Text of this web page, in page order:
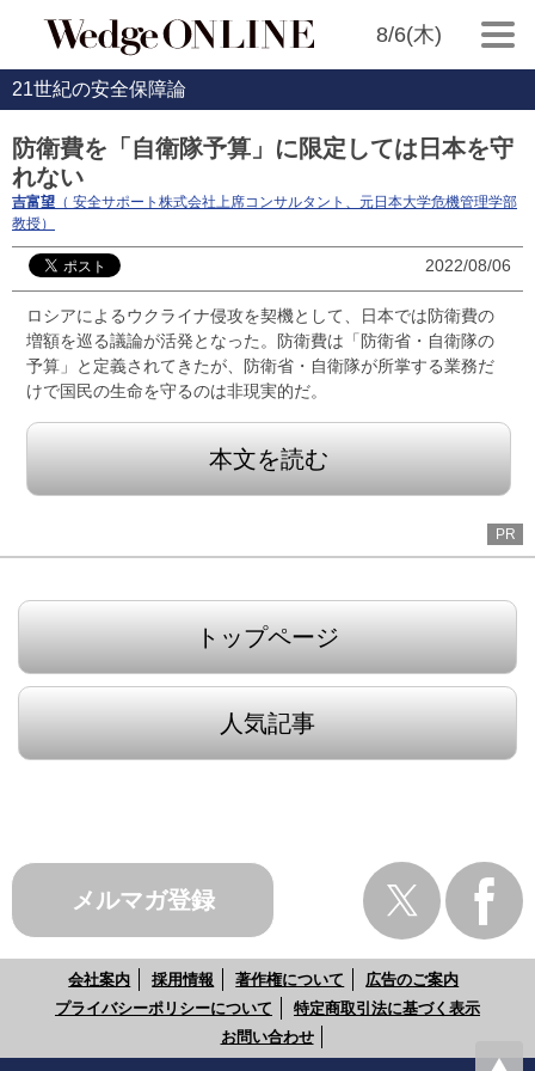
8/6(木)
21世紀の安全保障論
防衛費を「自衛隊予算」に限定しては日本を守
れない
吉富望 （ 安全サポート株式会社上席コンサルタント、元日本大学危機管理学部
教授）
2022/08/06
ロシアによるウクライナ侵攻を契機として、日本では防衛費の
増額を巡る議論が活発となった。防衛費は「防衛省・自衛隊の
予算」と定義されてきたが、防衛省・自衛隊が所掌する業務だ
けで国民の生命を守るのは非現実的だ。
本文を読む
PR
トップページ
人気記事
メルマガ登録
会社案内 採用情報 著作権について
広告のご案内
プライバシーポリシーについて
特定商取引法に基づく表示
お問い合わせ